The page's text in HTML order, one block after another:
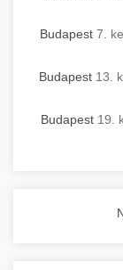
Budapest 7.
Budapest 13.
Budapest 19.